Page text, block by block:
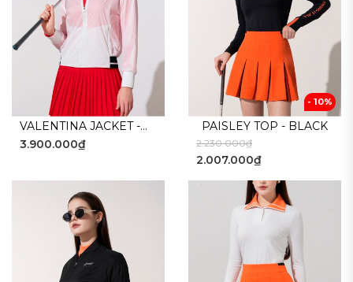
VALENTINA JACKET -
WHITE
3.900.000₫
- 10%
PAISLEY TOP - BLACK
2.230.000₫
2.007.000₫